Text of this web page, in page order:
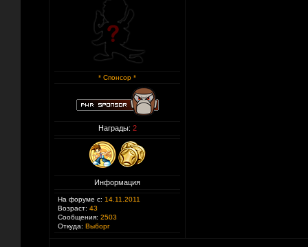
* Спонсор *
Награды: 2
Информация
На форуме с: 14.11.2011
Возраст: 43
Сообщения: 2503
Откуда: Выборг